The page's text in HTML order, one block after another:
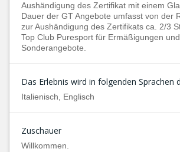
Aushändigung des Zertifikat mit einem
Dauer der GT Angebote umfasst von der
zur Aushändigung des Zertifikats ca. 2/3
Top Club Puresport für Ermäßigungen und
Sonderangebote.
Das Erlebnis wird in folgenden Sprachen
Italienisch, Englisch
Zuschauer
Willkommen.